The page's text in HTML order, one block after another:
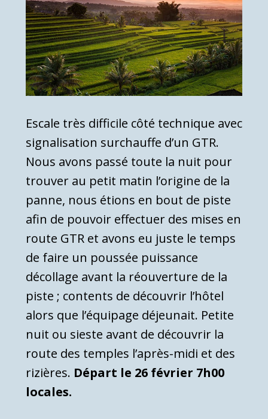
Escale très difficile côté technique avec
signalisation surchauffe d’un GTR.
Nous avons passé toute la nuit pour
trouver au petit matin l’origine de la
panne, nous étions en bout de piste
afin de pouvoir effectuer des mises en
route GTR et avons eu juste le temps
de faire un poussée puissance
décollage avant la réouverture de la
piste ; contents de découvrir l’hôtel
alors que l’équipage déjeunait. Petite
nuit ou sieste avant de découvrir la
route des temples l’après-midi et des
rizières. Départ le 26 février 7h00
locales.